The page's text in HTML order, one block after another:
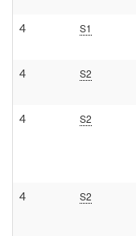
4 S1
4 S2
4 S2
4 S2